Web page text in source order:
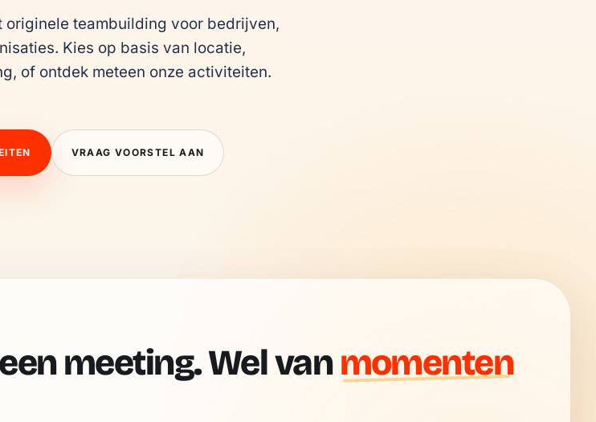
originele teambuilding voor bedrijven,
Kies op basis van locatie,
of ontdek meteen onze activiteiten.
VRAAG VOORSTEL AAN
meeting. Wel vanmomenten